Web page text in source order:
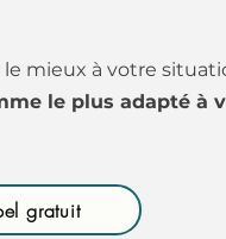
mieux à votre
le plus adapté à
gratuit